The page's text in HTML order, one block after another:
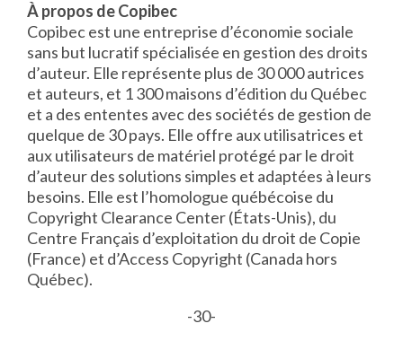
À propos de Copibec
Copibec est une entreprise d’économie sociale
sans but lucratif spécialisée en gestion des droits
d’auteur. Elle représente plus de 30 000 autrices
et auteurs, et 1 300 maisons d’édition du Québec
et a des ententes avec des sociétés de gestion de
quelque de 30 pays. Elle offre aux utilisatrices et
aux utilisateurs de matériel protégé par le droit
d’auteur des solutions simples et adaptées à leurs
besoins. Elle est l’homologue québécoise du
Copyright Clearance Center (États-Unis), du
Centre Français d’exploitation du droit de Copie
(France) et d’Access Copyright (Canada hors
Québec).
-30-